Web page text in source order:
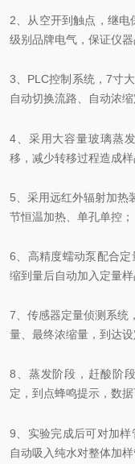
2、从空开到触点，继电
级别品牌电气，保证仪器
3、PLC控制系统，7寸
自动切换流路、自动浓缩
4、采用大容量玻璃蒸
移，减少转移过程造成
5、采用远红外辐射加热
节恒温加热、单孔单控；
6、高精度蠕动泵配合
缩到量后自动加入定量样
7、传感器定量侦测系统
量、最终浓缩量，到达
8、蒸发阶段，赶酸阶
定，到点蜂鸣提示，数
9、实验完成后可对加
自动吸入纯水对整体加